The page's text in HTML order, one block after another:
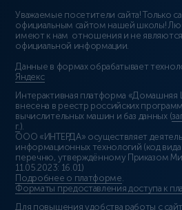
Уважаемые посетители сайта! Только
официальным сайтом нашей школы!
имеют к нам отношения и не
официальной информации.
Данные в формах обрабатывает
Яндекс
Интерактивная платформа «Домашняя
внесена в реестр российских
вычислительных машин и баз данных (
г.).
ООО «ИНТЕРДА» осуществляет
информационных технологий (код вида
перечню, утверждённому Приказом
11.05.2023: 16.01)
Подробнее о платформе.
Форматы предоставления доступа к
Для повышения удобства работы с